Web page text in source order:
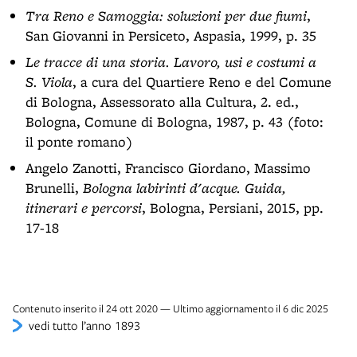
Tra Reno e Samoggia: soluzioni per due fiumi,
San Giovanni in Persiceto, Aspasia, 1999, p. 35
Le tracce di una storia. Lavoro, usi e costumi a
S. Viola, a cura del Quartiere Reno e del Comune
di Bologna, Assessorato alla Cultura, 2. ed.,
Bologna, Comune di Bologna, 1987, p. 43 (foto:
il ponte romano)
Angelo Zanotti, Francisco Giordano, Massimo
Brunelli, Bologna labirinti d'acque. Guida,
itinerari e percorsi, Bologna, Persiani, 2015, pp.
17-18
Contenuto inserito il 24 ott 2020 — Ultimo aggiornamento il 6 dic 2025
vedi tutto l’anno 1893